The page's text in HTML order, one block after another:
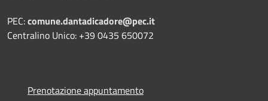
PEC:comune.dantadicadore@pec.it
Centralino Unico: +39 0435 650072
Prenotazione appuntamento